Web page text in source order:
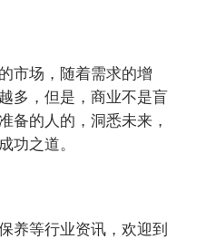
市场，随着需求的增
多，但是，商业不是盲
备的人的，洞悉未来，
功之道。
养等行业资讯，欢迎到